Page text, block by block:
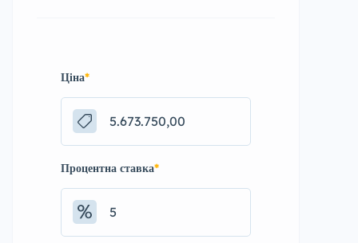
Ціна*
Процентна ставка*